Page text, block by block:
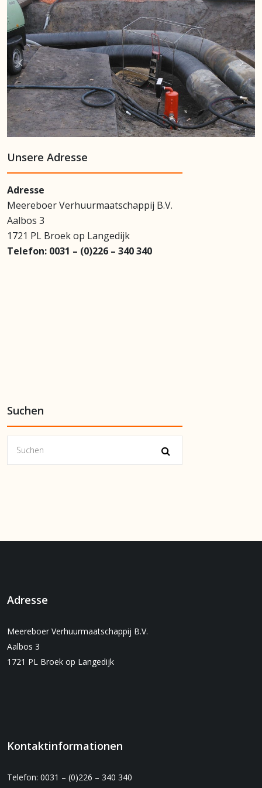
Unsere Adresse
Adresse
Meereboer Verhuurmaatschappij B.V.
Aalbos 3
1721 PL Broek op Langedijk
Telefon: 0031 – (0)226 – 340 340
Suchen
Adresse
Meereboer Verhuurmaatschappij B.V.
Aalbos 3
1721 PL Broek op Langedijk
Kontaktinformationen
Telefon: 0031 – (0)226 – 340 340